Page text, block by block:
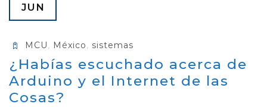
JUN
MCU, México, sistemas
¿Habías escuchado acerca de
Arduino y el Internet de las
Cosas?